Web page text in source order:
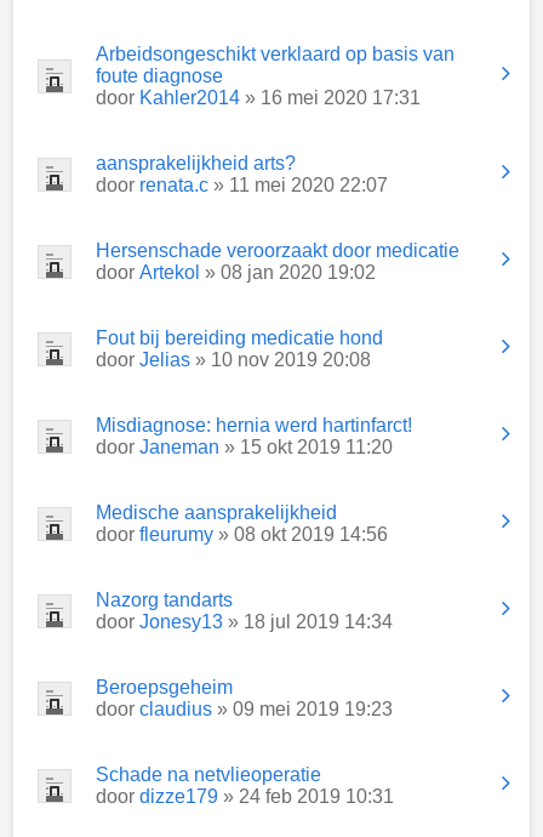
Arbeidsongeschikt verklaard op basis van
foute diagnose
door Kahler2014 » 16 mei 2020 17:31
aansprakelijkheid arts?
door renata.c » 11 mei 2020 22:07
Hersenschade veroorzaakt door medicatie
door Artekol » 08 jan 2020 19:02
Fout bij bereiding medicatie hond
door Jelias » 10 nov 2019 20:08
Misdiagnose: hernia werd hartinfarct!
door Janeman » 15 okt 2019 11:20
Medische aansprakelijkheid
door fleurumy » 08 okt 2019 14:56
Nazorg tandarts
door Jonesy13 » 18 jul 2019 14:34
Beroepsgeheim
door claudius » 09 mei 2019 19:23
Schade na netvlieoperatie
door dizze179 » 24 feb 2019 10:31